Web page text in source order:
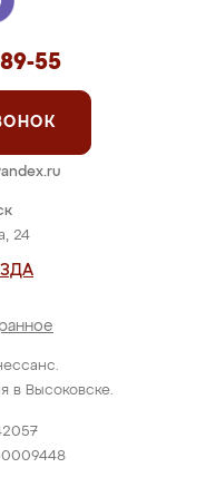
в Высоковске.
24
55